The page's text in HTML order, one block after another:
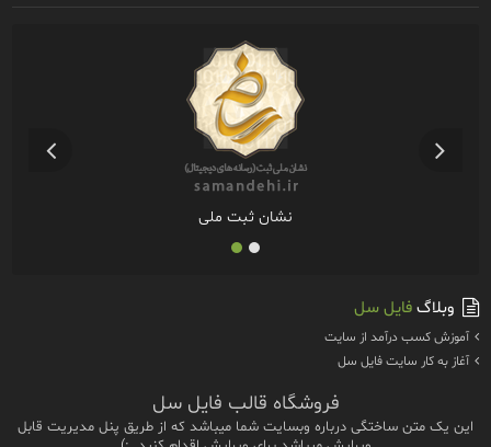
نشان ثبت ملی
وبلاگفایل سل
آموزش كسب درآمد از سايت
آغاز به كار سايت فايل سل
فروشگاه قالب فایل سل
این یک متن ساختگی درباره وبسایت شما میباشد که از طریق پنل مدیریت قابل